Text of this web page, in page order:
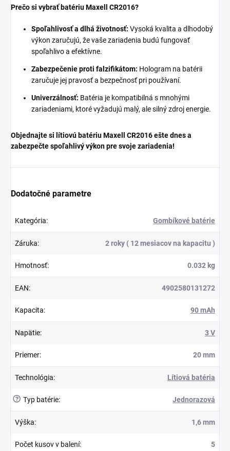
Prečo si vybrať batériu Maxell CR2016?
Spoľahlivosť a dlhá životnosť: Vysoká kvalita a dlhodobý
výkon zaručujú, že vaše zariadenia budú fungovať
spoľahlivo a efektívne.
Zabezpečenie proti falzifikátom: Hologram na batérii
zaručuje jej pravosť a bezpečnosť pri používaní.
Univerzálnosť: Batéria je kompatibilná s mnohými
zariadeniami, ktoré vyžadujú malý, ale silný zdroj energie.
Objednajte si lítiovú batériu Maxell CR2016 ešte dnes a
zabezpečte spoľahlivý výkon pre svoje zariadenia!
Dodatočné parametre
Kategória: Gombíkové batérie
Záruka: 2 roky ( 12 mesiacov na kapacitu )
Hmotnosť: 0.032 kg
EAN: 4902580131272
Kapacita: 90 mAh
Napätie: 3 V
Priemer: 20 mm
Technológia: Lítiová batéria
? Typ batérie: Jednorazová
Výška: 1,6 mm
Počet kusov v balení: 5